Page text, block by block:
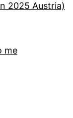
2025 Austria)
me